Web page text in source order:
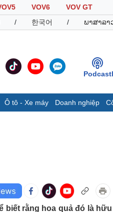
VOV6
VOV GT
/ 한국어 / ພາສາລາ
Podcast
Ô tô - Xe máy Doanh nghiệp
- Xe máy
Doanh
biết rằng hoa quả đó là hữu